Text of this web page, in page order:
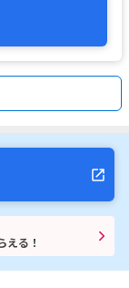
える！